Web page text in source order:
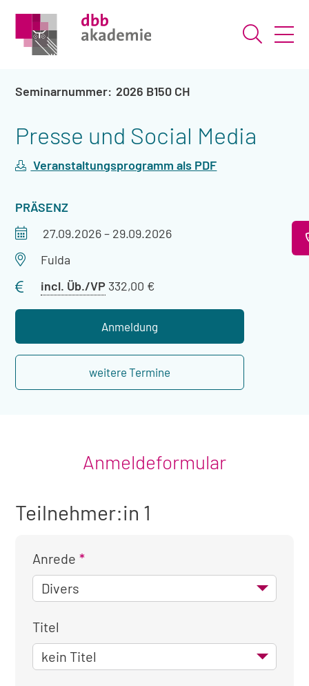
Suche
2026 B150 CH
Presse und Social Media
Veranstaltungsprogramm als PDF
VERANSTALTUNGSART
PRÄSENZ
Veranstaltungszeitraum
27.09.2026– 29.09.2026
Veranstaltungsort
Fulda
incl. Üb./VP Preis
Übernachtung
332,00 €
Anmeldung
weitere Termine
Anmeldeformular
Teilnehmer:in 1
Anrede
Titel